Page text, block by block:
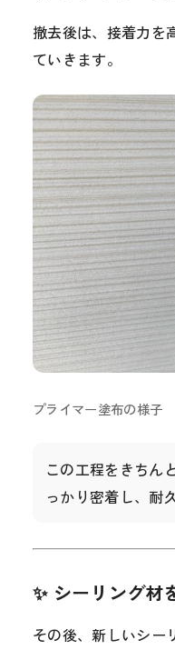
撤去後は、接着力を
ていきます。
プライマー塗布の様子
この工程をきちん
っかり密着し、耐
✨ シーリング材
その後、新しいシー